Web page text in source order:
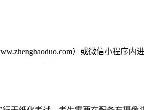
）或微信小程序内